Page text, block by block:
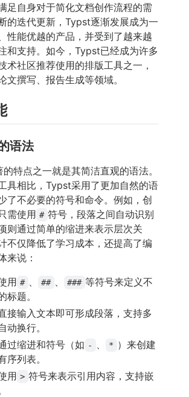
足自身对于简化文档创作流程的需
的迭代更新，Typst逐渐发展成为一
性能优越的产品，并受到了越来越
和支持。如今，Typst已经成为许多
术社区推荐使用的排版工具之一，
文撰写、报告生成等领域。
语法
特点之一就是其简洁直观的语法。
具相比，Typst采用了更加自然的语
了不必要的符号和命令。例如，创
需使用 # 符号，段落之间自动识别
则通过简单的缩进来表示层次关
不仅降低了学习成本，还提高了编
来说：
用 # 、 ## 、 ### 等符号来定义不
标题。
接输入文本即可形成段落，支持多
动换行。
过缩进和符号（如 - 、 * ）来创建
序列表。
用 > 符号来表示引用内容，支持嵌